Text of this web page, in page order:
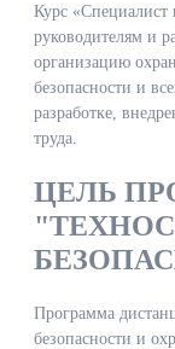
Курс «Специалист
руководителям и
организацию
безопасности и
разработке,
труда.
ЦЕЛЬ
Программа
безопасности и